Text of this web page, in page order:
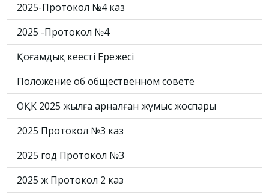
2025-Протокол №4 каз
2025 -Протокол №4
Қоғамдық кеңестің Ережесі
Положение об общественном совете
ОҚК 2025 жылға арналған жұмыс жоспары
2025 Протокол №3 каз
2025 год Протокол №3
2025 ж Протокол 2 каз